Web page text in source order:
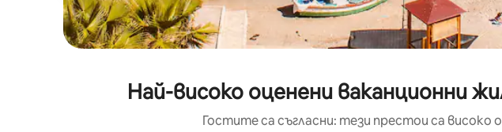
Най-високо оценени ваканционни
Гостите са съгласни: тези престои са